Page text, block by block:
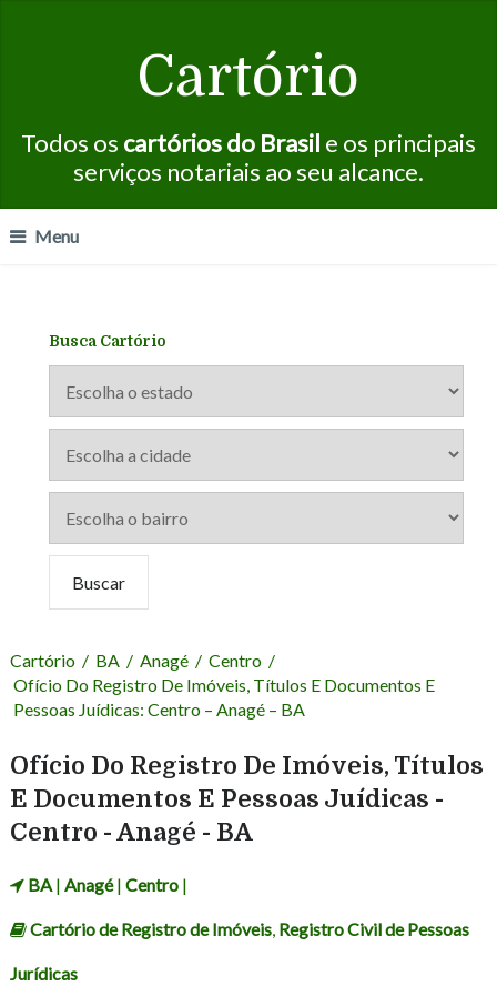
Cartório
Todos os cartórios do Brasil e os principais
serviços notariais ao seu alcance.
Menu
Busca Cartório
Cartório / BA / Anagé / Centro /
Ofício Do Registro De Imóveis, Títulos E Documentos E
Pessoas Juídicas: Centro – Anagé – BA
Ofício Do Registro De Imóveis, Títulos
E Documentos E Pessoas Juídicas -
Centro - Anagé - BA
BA| Anagé| Centro|
Cartório de Registro de Imóveis, Registro Civil de Pessoas
Jurídicas